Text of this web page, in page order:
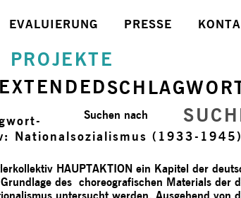
PRESSE
EVALUIERUNG
PROJEKTE
Suchen nach
Nationalsozialismus (1933-1945)
HAUPTAKTION ein Kapitel der
des choreografischen Materials der